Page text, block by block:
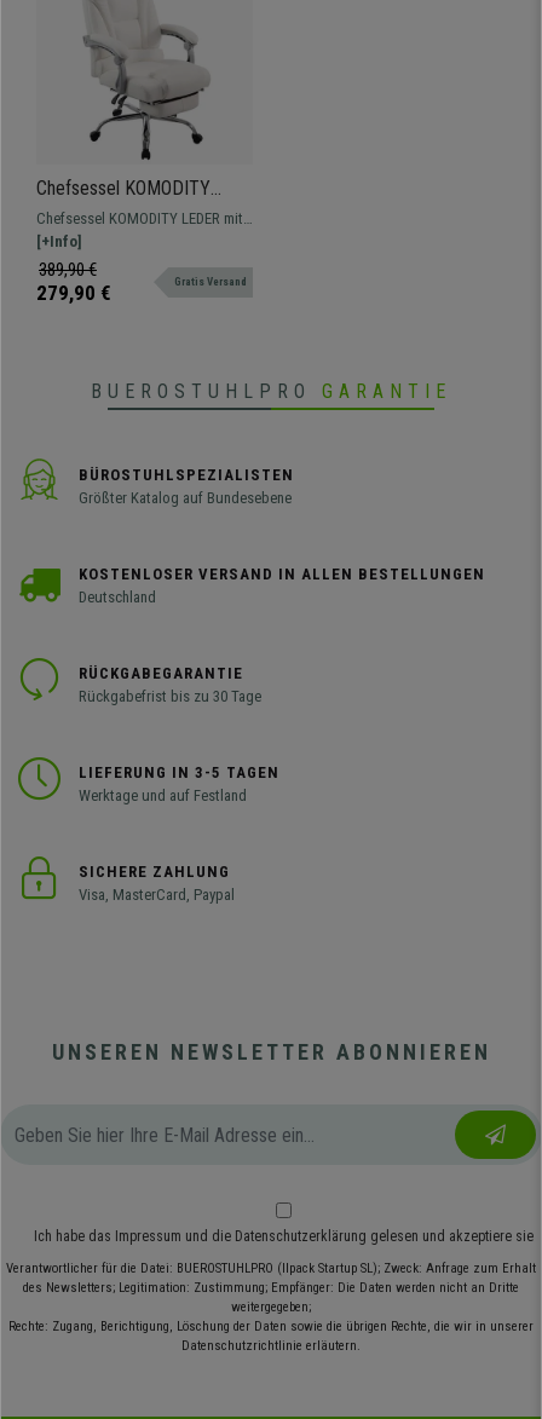
Chefsessel KOMODITY
LEDER, mit ausziehbarer
Fußstütze, Farbe Weiß
Chefsessel KOMODITY LEDER mit
ausziehbarer Fußstütze, der
richtige Sessel für alle, die
Qualität und Komfort suchen.
[+Info]
389,90 €
279,90 € Gratis Versand
BUEROSTUHLPRO GARANTIE
BÜROSTUHLSPEZIALISTEN
Größter Katalog auf Bundesebene
KOSTENLOSER VERSAND IN ALLEN BESTELLUNGEN
Deutschland
RÜCKGABEGARANTIE
Rückgabefrist bis zu 30 Tage
LIEFERUNG IN 3-5 TAGEN
Werktage und auf Festland
SICHERE ZAHLUNG
Visa, MasterCard, Paypal
UNSEREN NEWSLETTER ABONNIEREN
Ich habe das Impressum und die Datenschutzerklärung gelesen und akzeptiere sie
Verantwortlicher für die Datei: BUEROSTUHLPRO (Ilpack Startup SL); Zweck: Anfrage zum Erhalt
des Newsletters; Legitimation: Zustimmung; Empfänger: Die Daten werden nicht an Dritte
weitergegeben;
Rechte: Zugang, Berichtigung, Löschung der Daten sowie die übrigen Rechte, die wir in unserer
Datenschutzrichtlinie erläutern.